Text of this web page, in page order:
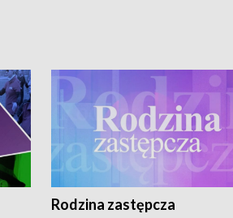
Rodzina zastępcza